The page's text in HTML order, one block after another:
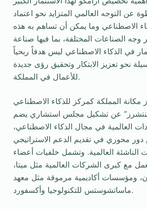
عن التوجه العالمي المتزايد نحو اعتماد
الاصطناعي وما يمكن أن تساهم به هذه
وجه الصناعات المختلفة، بما فيها صناعة
في الذكاء الاصطناعي ليس هدفاً ربحياً
نحو تعزيز الابتكار وتحقيق رؤى جديدة
للأعمال في المملكة.
عن تشكيل مجلس استشاري يضم
العالمية في مجال الذكاء الاصطناعي،
دور محوري في تقديم الدعم الاستراتيجي
الناشئة العالمية. وتشمل خلفيات أعضاء
مع كبرى الشركات العالمية مثل ميتا،
ومؤسسات أكاديمية مرموقة مثل معهد
ماساتشوستس للتكنولوجيا وأكسفورد.